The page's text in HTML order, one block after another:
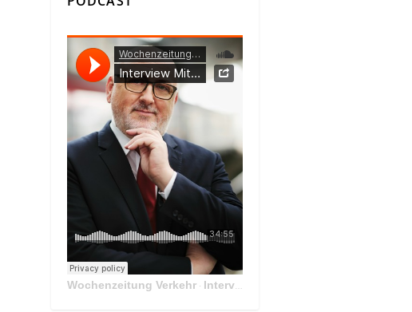
Wochenzeitung Verkehr· Interview Mit Andreas Matthä, CEO der ÖBB Holding